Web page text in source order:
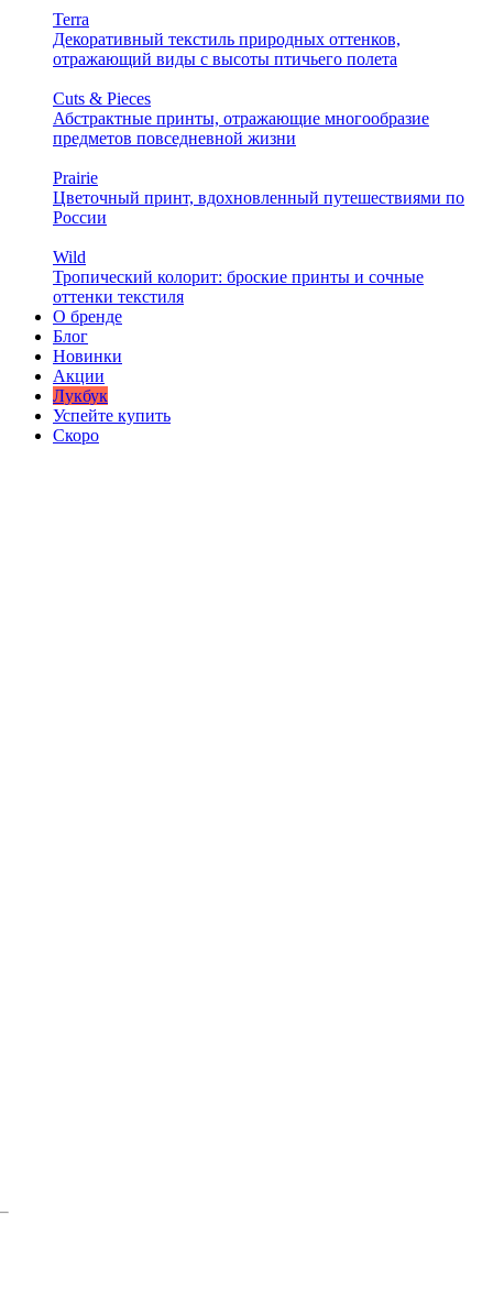
Terra
Декоративный текстиль природных оттенков,
отражающий виды с высоты птичьего полета
Cuts & Pieces
Абстрактные принты, отражающие многообразие
предметов повседневной жизни
Prairie
Цветочный принт, вдохновленный путешествиями по
России
Wild
Тропический колорит: броские принты и сочные
оттенки текстиля
О бренде
Блог
Новинки
Акции
Лукбук
Успейте купить
Скоро